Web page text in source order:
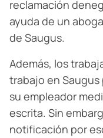
reclamación
ayuda de un
de Saugus.
Además, los
trabajo en
su empleador
escrita. Sin
notificación por